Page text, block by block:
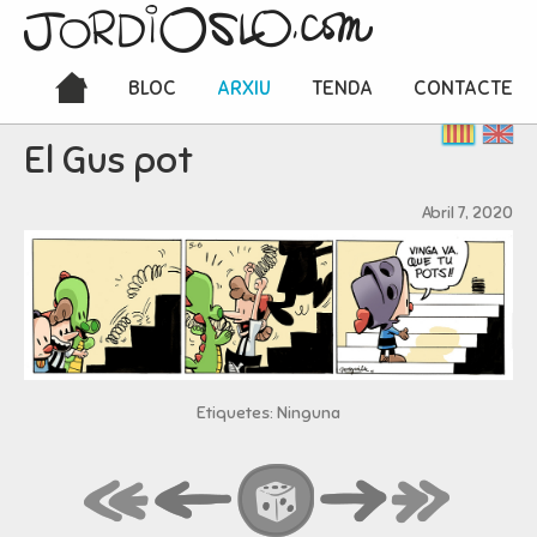
BLOC ARXIU TENDA CONTACTE
El Gus pot
Abril 7, 2020
Etiquetes: Ninguna